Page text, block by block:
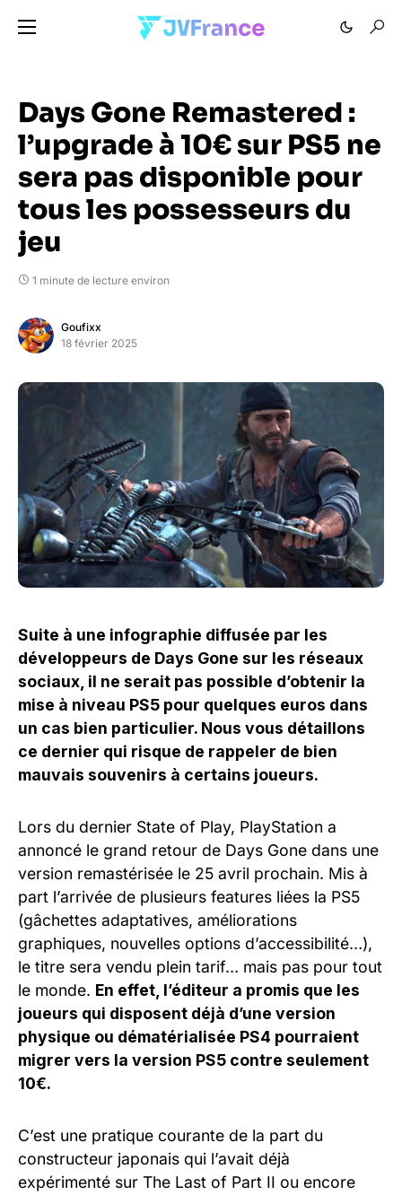
Days Gone Remastered :
l’upgrade à 10€ sur PS5 ne
sera pas disponible pour
tous les possesseurs du
jeu
1 minute de lecture environ
Goufixx
18 février 2025
Suite à une infographie diffusée par les
développeurs de Days Gone sur les réseaux
sociaux, il ne serait pas possible d’obtenir la
mise à niveau PS5 pour quelques euros dans
un cas bien particulier. Nous vous détaillons
ce dernier qui risque de rappeler de bien
mauvais souvenirs à certains joueurs.
Lors du dernier State of Play, PlayStation a
annoncé le grand retour de Days Gone dans une
version remastérisée le 25 avril prochain. Mis à
part l’arrivée de plusieurs features liées la PS5
(gâchettes adaptatives, améliorations
graphiques, nouvelles options d’accessibilité…),
le titre sera vendu plein tarif… mais pas pour tout
le monde. En effet, l’éditeur a promis que les
joueurs qui disposent déjà d’une version
physique ou dématérialisée PS4 pourraient
migrer vers la version PS5 contre seulement
10€.
C’est une pratique courante de la part du
constructeur japonais qui l’avait déjà
expérimenté sur The Last of Part II ou encore